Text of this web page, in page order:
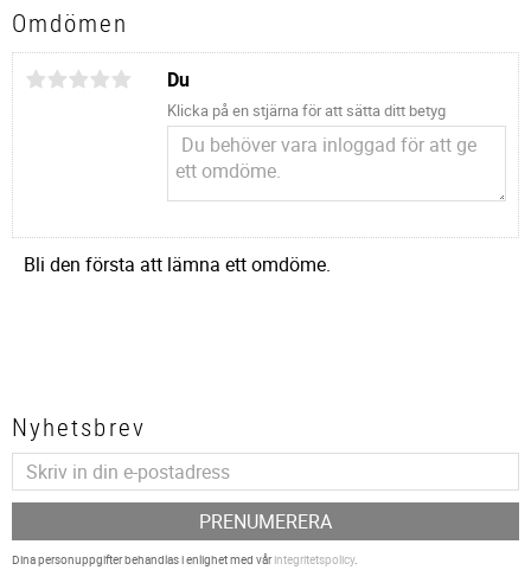
Omdömen
Du
Klicka på en stjärna för att sätta ditt betyg
Bli den första att lämna ett omdöme.
Nyhetsbrev
PRENUMERERA
Dina personuppgifter behandlas i enlighet med vårintegritetspolicy.